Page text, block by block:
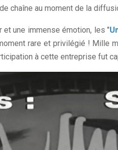
chaîne au moment de la
et une immense émotion, les "
rare et privilégié ! Mille
à cette entreprise fut